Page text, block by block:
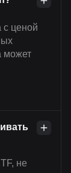
с ценой
может
не